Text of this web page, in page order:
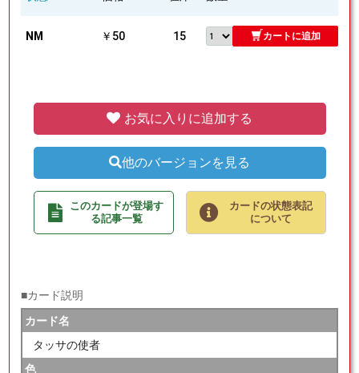
NM ￥50 15 カートに追加
お気に入りに追加する
他のバージョンを見る
このカードが登場す
る記事一覧
カードの状態表記
について
■カード説明
カード名
タッサの使者
色